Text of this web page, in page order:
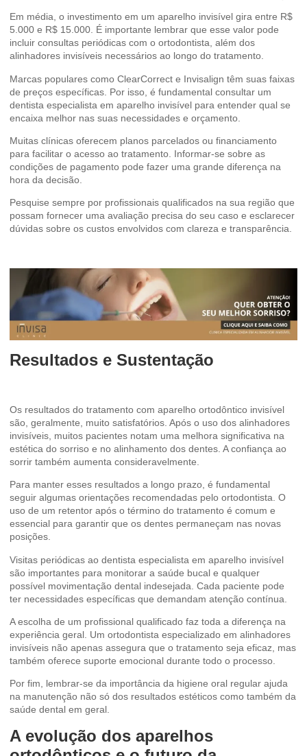
Em média, o investimento em um aparelho invisível gira entre R$
5.000 e R$ 15.000. É importante lembrar que esse valor pode
incluir consultas periódicas com o ortodontista, além dos
alinhadores invisíveis necessários ao longo do tratamento.
Marcas populares como ClearCorrect e Invisalign têm suas faixas
de preços específicas. Por isso, é fundamental consultar um
dentista especialista em aparelho invisível para entender qual se
encaixa melhor nas suas necessidades e orçamento.
Muitas clínicas oferecem planos parcelados ou financiamento
para facilitar o acesso ao tratamento. Informar-se sobre as
condições de pagamento pode fazer uma grande diferença na
hora da decisão.
Pesquise sempre por profissionais qualificados na sua região que
possam fornecer uma avaliação precisa do seu caso e esclarecer
dúvidas sobre os custos envolvidos com clareza e transparência.
Resultados e Sustentação
Os resultados do tratamento com aparelho ortodôntico invisível
são, geralmente, muito satisfatórios. Após o uso dos alinhadores
invisíveis, muitos pacientes notam uma melhora significativa na
estética do sorriso e no alinhamento dos dentes. A confiança ao
sorrir também aumenta consideravelmente.
Para manter esses resultados a longo prazo, é fundamental
seguir algumas orientações recomendadas pelo ortodontista. O
uso de um retentor após o término do tratamento é comum e
essencial para garantir que os dentes permaneçam nas novas
posições.
Visitas periódicas ao dentista especialista em aparelho invisível
são importantes para monitorar a saúde bucal e qualquer
possível movimentação dental indesejada. Cada paciente pode
ter necessidades específicas que demandam atenção contínua.
A escolha de um profissional qualificado faz toda a diferença na
experiência geral. Um ortodontista especializado em alinhadores
invisíveis não apenas assegura que o tratamento seja eficaz, mas
também oferece suporte emocional durante todo o processo.
Por fim, lembrar-se da importância da higiene oral regular ajuda
na manutenção não só dos resultados estéticos como também da
saúde dental em geral.
A evolução dos aparelhos